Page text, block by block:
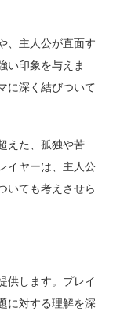
、主人公が直面す
い印象を与えま
に深く結びついて
えた、孤独や苦
イヤーは、主人公
いても考えさせら
供します。プレイ
に対する理解を深